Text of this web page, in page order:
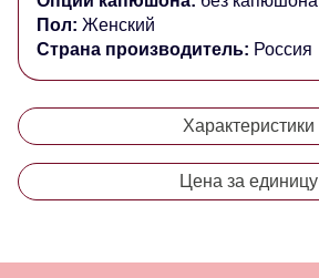
Пол: Женский
Страна производитель: Россия
Характеристики
Цена за единицу